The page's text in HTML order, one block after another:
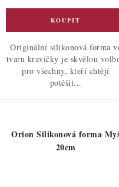
Originální silikonová forma
tvaru kravičky je skvělou
pro všechny, kteří chtějí
potěšit...
Orion Silikonová forma
20cm